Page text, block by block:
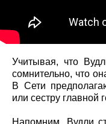
Учитывая, что
сомнительно, что
В Сети
или сестру главной
Напомним, Вудли